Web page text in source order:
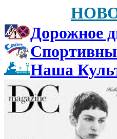
Дорожное
Наша